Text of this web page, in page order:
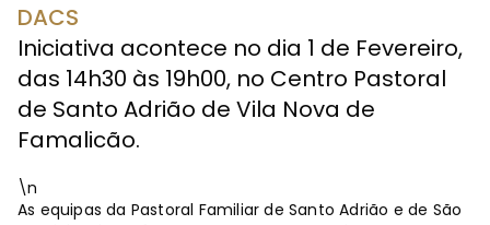
DACS
Iniciativa acontece no dia 1 de Fevereiro,
das 14h30 às 19h00, no Centro Pastoral
de Santo Adrião de Vila Nova de
Famalicão.
\n
As equipas da Pastoral Familiar de Santo Adrião e de São